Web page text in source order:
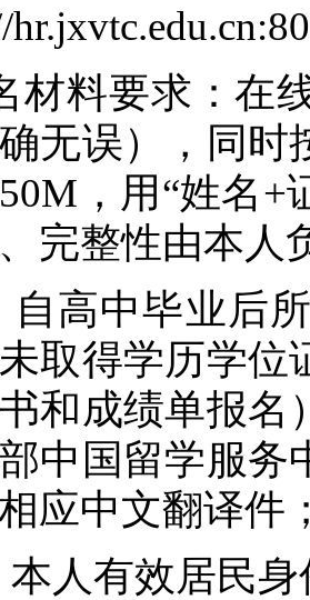
材料要求：在
无误），同时
，用“姓名+
完整性由本人
自高中毕业后
取得学历学位
和成绩单报名
中国留学服务
应中文翻译件
本人有效居民